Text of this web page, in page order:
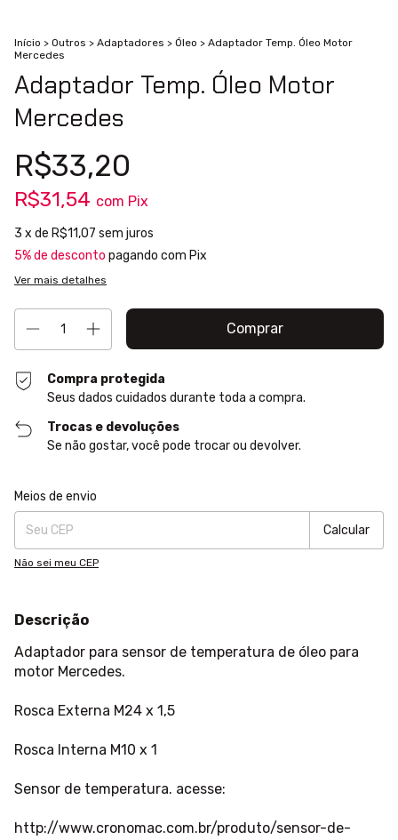
Início > Outros > Adaptadores > Óleo > Adaptador Temp. Óleo Motor
Mercedes
Adaptador Temp. Óleo Motor
Mercedes
R$33,20
R$31,54 com Pix
3 x de R$11,07 sem juros
5% de desconto pagando com Pix
Ver mais detalhes
Compra protegida
Seus dados cuidados durante toda a compra.
Trocas e devoluções
Se não gostar, você pode trocar ou devolver.
Entregas para o CEP:
Meios de envio
Calcular
Não sei meu CEP
Descrição
Adaptador para sensor de temperatura de óleo para
motor Mercedes.
Rosca Externa M24 x 1,5
Rosca Interna M10 x 1
Sensor de temperatura. acesse:
http://www.cronomac.com.br/produto/sensor-de-